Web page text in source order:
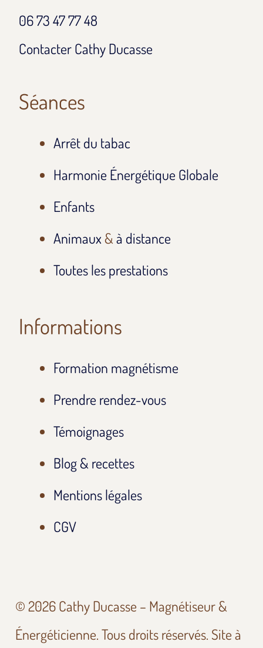
06 73 47 77 48
Contacter Cathy Ducasse
Séances
Arrêt du tabac
Harmonie Énergétique Globale
Enfants
Animaux &à distance
Toutes les prestations
Informations
Formation magnétisme
Prendre rendez-vous
Témoignages
Blog & recettes
Mentions légales
CGV
© 2026 Cathy Ducasse – Magnétiseur &
Énergéticienne. Tous droits réservés. Site à